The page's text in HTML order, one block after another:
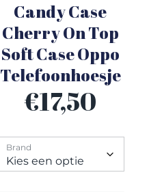
Candy Case
Cherry On Top
Soft Case Oppo
Telefoonhoesje
€17,50
Brand